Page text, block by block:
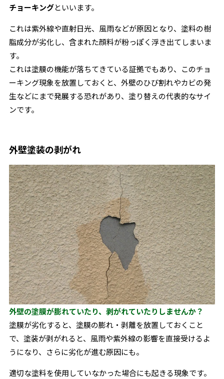
チョーキングといいます。
これは紫外線や直射日光、風雨などが原因となり、塗料の樹
脂成分が劣化し、含まれた顔料が粉っぽく浮き出てしまいま
す。
これは塗膜の機能が落ちてきている証拠でもあり、このチョ
ーキング現象を放置しておくと、外壁のひび割れやカビの発
生などにまで発展する恐れがあり、塗り替えの代表的なサイ
ンです。
外壁塗装の剥がれ
外壁の塗膜が膨れていたり、剥がれていたりしませんか？
塗膜が劣化すると、塗膜の膨れ・剥離を放置しておくこと
で、塗装が剥がれると、風雨や紫外線の影響を直接受けるよ
うになり、さらに劣化が進む原因にも。
適切な塗料を使用していなかった場合にも起きる現象です。